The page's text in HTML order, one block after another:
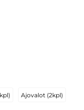
Ajovalot (2kpl)